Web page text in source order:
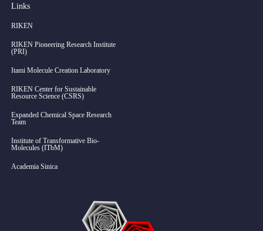
Links
RIKEN
RIKEN Pioneering Research Institute
(PRI)
Itami Molecule Creation Laboratory
RIKEN Center for Sustainable
Resource Science (CSRS)
Expanded Chemical Space Research
Team
Institute of Transformative Bio-
Molecules (ITbM)
Academia Sinica